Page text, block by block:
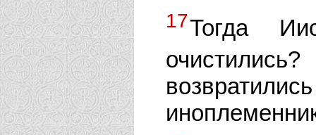
17Тогда